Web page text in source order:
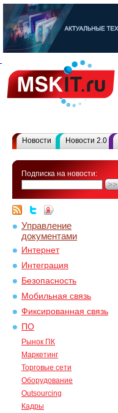
Новости Новости 2.0
Подписка на новости:
Управление
документами
Интернет
Интеграция
Безопасность
Мобильная связь
Фиксированная связь
ПО
Рынок ПК
Маркетинг
Торговые сети
Оборудование
Outsourcing
Кадры